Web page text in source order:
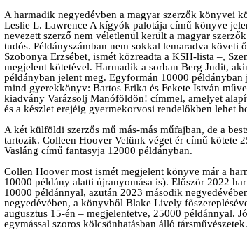
A harmadik negyedévben a magyar szerzők könyvei
Leslie L. Lawrence A kígyók palotája című könyve
nevezett szerző nem véletlenül került a magyar
tudós. Példányszámban nem sokkal lemaradva követi
Szobonya Erzsébet, ismét közreadta a KSH-lista –,
megjelent kötetével. Harmadik a sorban Berg Judit,
példányban jelent meg. Egyformán 10000
mind gyerekkönyv: Bartos Erika és Fekete István
kiadvány Varázsolj Manóföldön! címmel, amelyet
és a készlet erejéig gyermekorvosi rendelőkben lehet
A két külföldi szerzős mű más-más műfajban, de a
tartozik. Colleen Hoover Velünk véget ér című kötete
Vasláng című fantasyja 12000 példányban.
Collen Hoover most ismét megjelent könyve már a
10000 példány alatti újranyomása is). Először 2022
10000 példánnyal, azután 2023 második
negyedévében, a könyvből Blake Lively
augusztus 15-én – megjelentetve, 25000 példánnyal.
egymással szoros kölcsönhatásban álló társművészetek.